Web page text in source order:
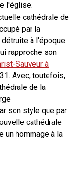
l'église.
cathédrale de
par la
à l'époque
rapproche son
Sauveur à
Avec, toutefois,
de la
son style que par
cathédrale
un hommage à la